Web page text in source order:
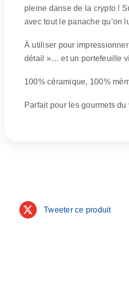
pleine danse de la crypto !
avec tout le panache qu’on
À utiliser pour
détail »… et un portefeuille
100% céramique, 100%
Parfait pour les gourmets
Tweeter ce produit